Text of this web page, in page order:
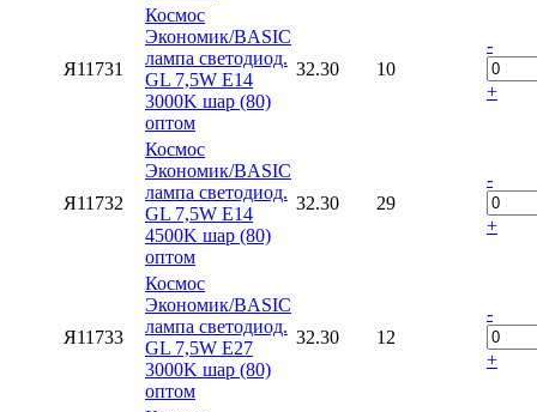
Я11731
Космос
Экономик/BASIC
лампа светодиод.
GL 7,5W E14
3000K шар (80)
оптом
32.30 10
-
+
Я11732
Космос
Экономик/BASIC
лампа светодиод.
GL 7,5W E14
4500K шар (80)
оптом
32.30 29
-
+
Я11733
Космос
Экономик/BASIC
лампа светодиод.
GL 7,5W E27
3000K шар (80)
оптом
32.30 12
-
+